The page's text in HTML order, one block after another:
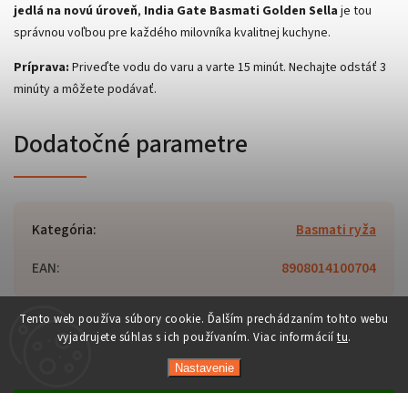
Tento web používa súbory cookie. Ďalším prechádzaním tohto webu
vyjadrujete súhlas s ich používaním. Viac informácií tu.
Nastavenie
jedlá na novú úroveň, India Gate Basmati Golden Sella je tou
správnou voľbou pre každého milovníka kvalitnej kuchyne.
Príprava: Priveďte vodu do varu a varte 15 minút. Nechajte odstáť 3
minúty a môžete podávať.
Dodatočné parametre
Kategória:
Basmati ryža
EAN: 8908014100704
Orient-Food.sk. Všetky práva vyhradené.
Upraviť nastavenie cookies